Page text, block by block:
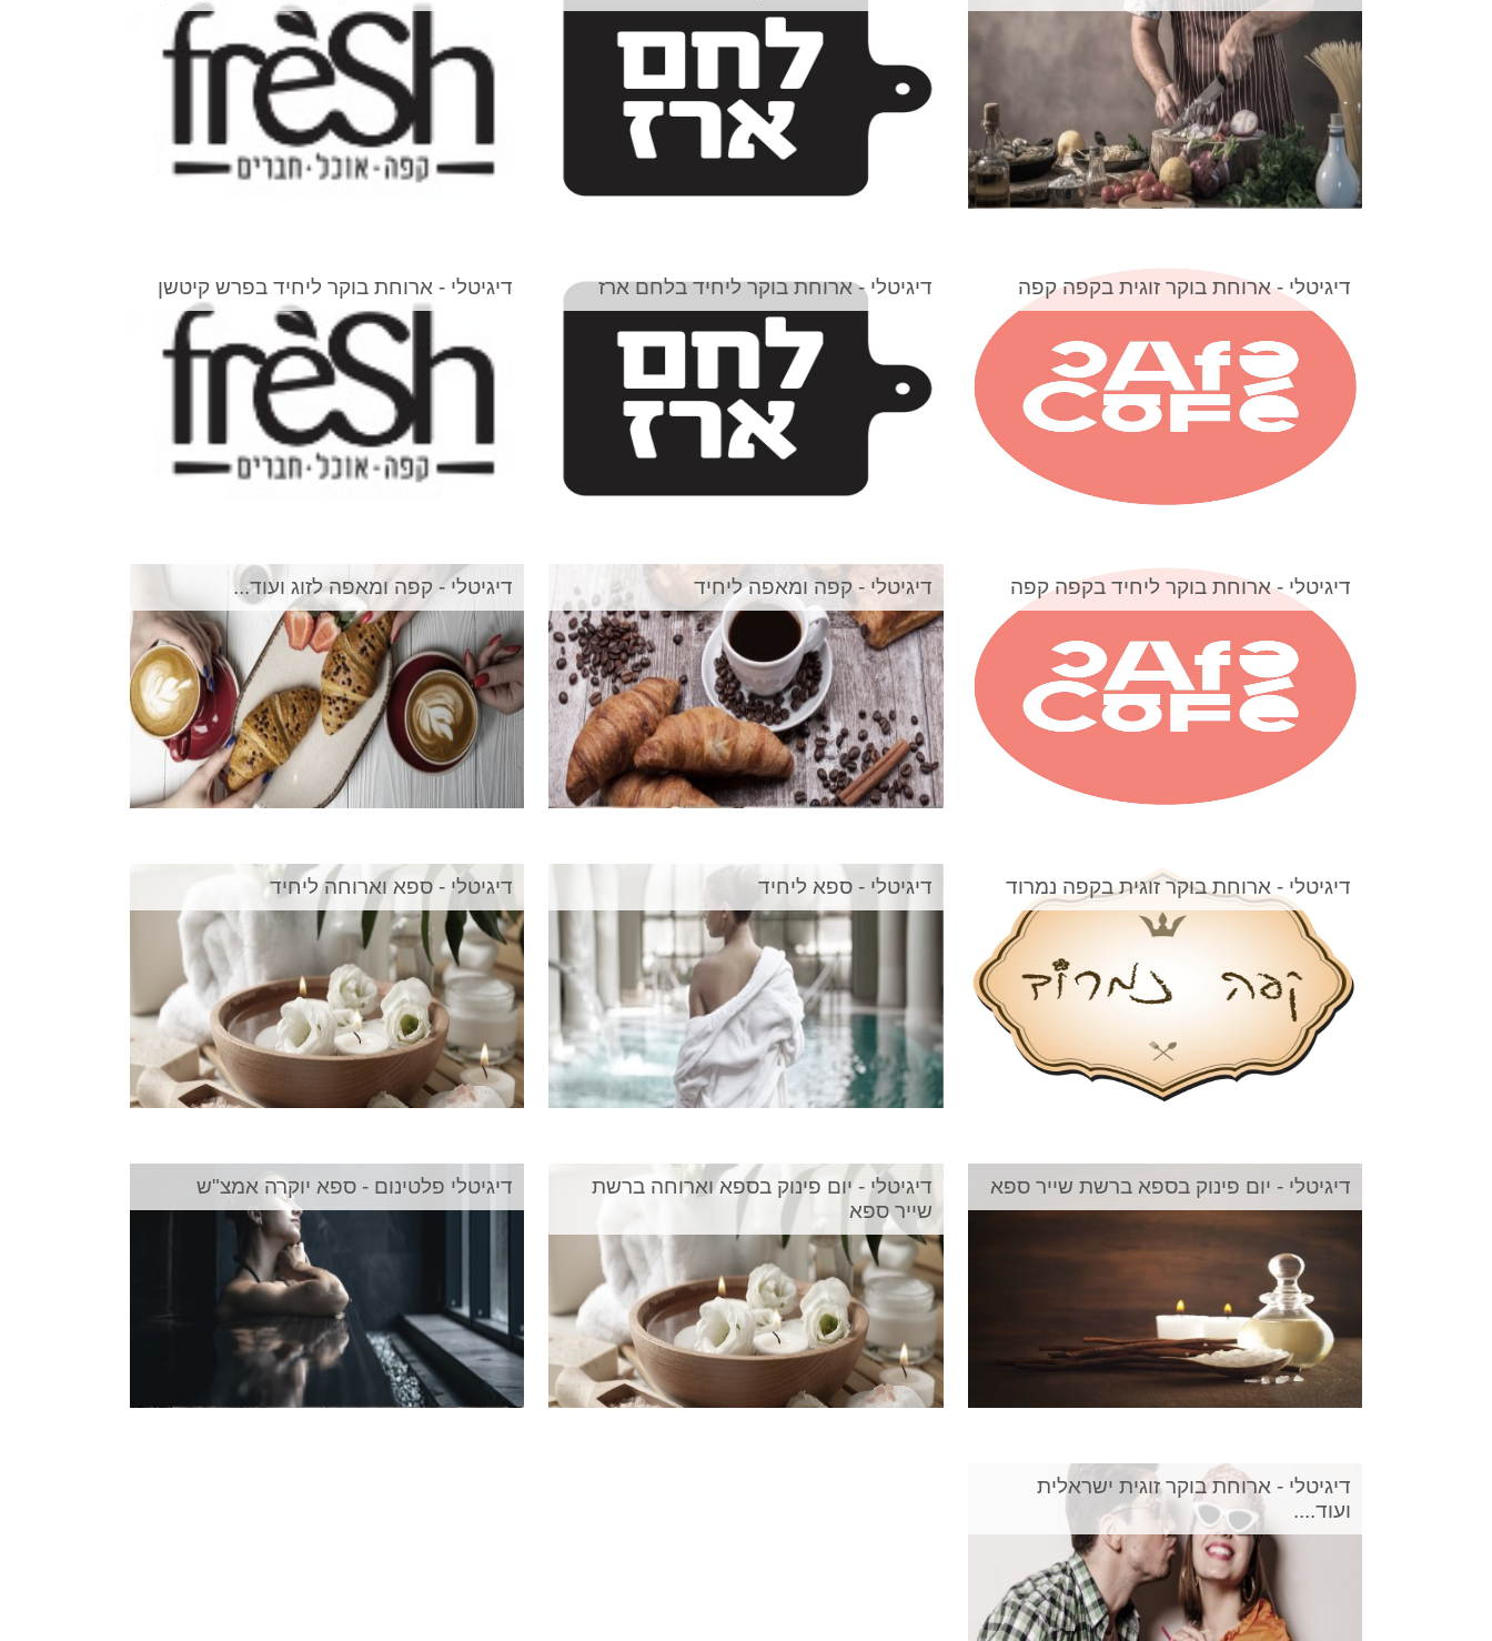
דיגיטלי - ארוחת בוקר זוגית בקפה קפה דיגיטלי - ארוחת בוקר ליחיד בלחם ארז דיגיטלי - ארוחת בוקר ליחיד בפרש קיטשן
דיגיטלי - ארוחת בוקר ליחיד בקפה קפה דיגיטלי - קפה ומאפה ליחיד דיגיטלי - קפה ומאפה לזוג ועוד...
דיגיטלי - ארוחת בוקר זוגית בקפה נמרוד דיגיטלי - ספא ליחיד דיגיטלי - ספא וארוחה ליחיד
דיגיטלי - יום פינוק בספא ברשת שייר ספא
דיגיטלי - יום פינוק בספא וארוחה ברשת
שייר ספא
דיגיטלי פלטינום - ספא יוקרה אמצ"ש
דיגיטלי - ארוחת בוקר זוגית ישראלית
ועוד....